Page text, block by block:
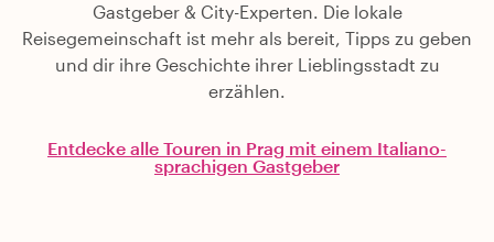
Gastgeber & City-Experten. Die lokale
Reisegemeinschaft ist mehr als bereit, Tipps zu geben
und dir ihre Geschichte ihrer Lieblingsstadt zu
erzählen.
Entdecke alle Touren in Prag mit einem Italiano-
sprachigen Gastgeber